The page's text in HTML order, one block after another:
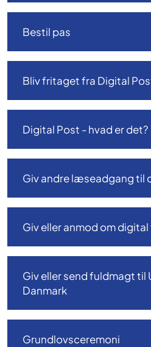
Bestil pas
Bliv fritaget fra Digital
Digital Post - hvad er det?
Giv andre læseadgang til
Giv eller anmod om
Giv eller send fuldmagt til
Danmark
Grundlovsceremoni